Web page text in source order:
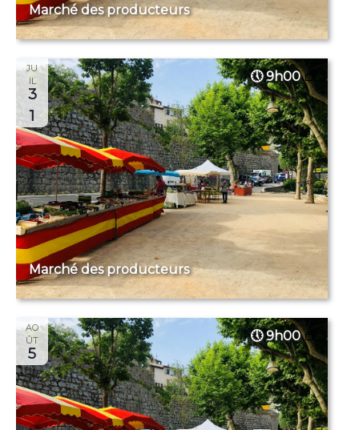
Marché des producteurs
JU
IL
3
1
9h00
Marché des producteurs
AO
ÛT
5
9h00